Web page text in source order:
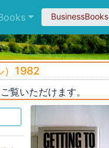
BusinessBooks
）1982
覧いただけます。